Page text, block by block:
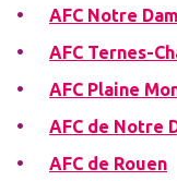
AFC Notre
AFC Ternes-
AFC Plaine
AFC de Notre
AFC de Rouen